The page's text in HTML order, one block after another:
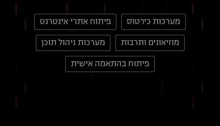
מערכות כירטוס פיתוח אתרי אינטרנט
מוזיאונים ותרבות מערכות ניהול תוכן
פיתוח בהתאמה אישית